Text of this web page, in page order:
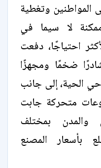
المواطنين وتغطية
لا سيما في
احتياجًا، دفعت
الداخلية بـ 168 شادرًا ضخمًا ومجهزًا
الحية، إلى جانب
ومجموعات متحركة جابت
والمدن بمختلف
بأسعار المصنع